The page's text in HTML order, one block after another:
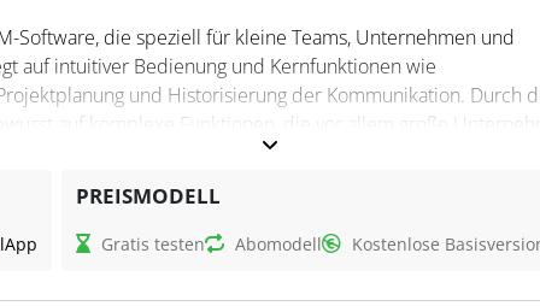
Software, die speziell für kleine Teams, Unternehmen und
auf intuitiver Bedienung und Kernfunktionen wie
und Historisierung der Kommunikation. Durch
auf komplexe Funktionen, die vor allem große
Lösung für den Arbeitsalltag kleiner Teams.
Verwaltung aller Kundeninformationen wie Adressen, E-
App
PREISMODELL
Gratis testen Abomodell Kostenlose